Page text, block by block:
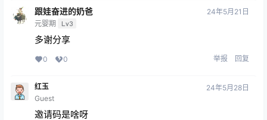
跟娃奋进的奶爸
元婴期 Lv3
24年5月21日
多谢分享
0 0 举报 回复
红玉
Guest
24年5月28日
邀请码是啥呀